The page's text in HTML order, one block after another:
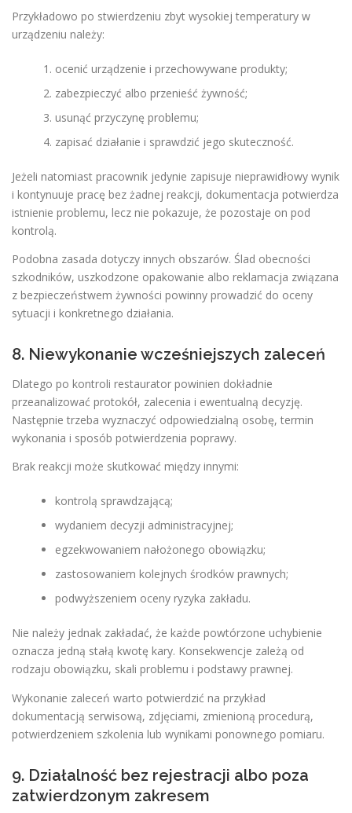
Przykładowo po stwierdzeniu zbyt wysokiej temperatury w
urządzeniu należy:
ocenić urządzenie i przechowywane produkty;
zabezpieczyć albo przenieść żywność;
usunąć przyczynę problemu;
zapisać działanie i sprawdzić jego skuteczność.
Jeżeli natomiast pracownik jedynie zapisuje nieprawidłowy wynik
i kontynuuje pracę bez żadnej reakcji, dokumentacja potwierdza
istnienie problemu, lecz nie pokazuje, że pozostaje on pod
kontrolą.
Podobna zasada dotyczy innych obszarów. Ślad obecności
szkodników, uszkodzone opakowanie albo reklamacja związana
z bezpieczeństwem żywności powinny prowadzić do oceny
sytuacji i konkretnego działania.
8. Niewykonanie wcześniejszych zaleceń
Dlatego po kontroli restaurator powinien dokładnie
przeanalizować protokół, zalecenia i ewentualną decyzję.
Następnie trzeba wyznaczyć odpowiedzialną osobę, termin
wykonania i sposób potwierdzenia poprawy.
Brak reakcji może skutkować między innymi:
kontrolą sprawdzającą;
wydaniem decyzji administracyjnej;
egzekwowaniem nałożonego obowiązku;
zastosowaniem kolejnych środków prawnych;
podwyższeniem oceny ryzyka zakładu.
Nie należy jednak zakładać, że każde powtórzone uchybienie
oznacza jedną stałą kwotę kary. Konsekwencje zależą od
rodzaju obowiązku, skali problemu i podstawy prawnej.
Wykonanie zaleceń warto potwierdzić na przykład
dokumentacją serwisową, zdjęciami, zmienioną procedurą,
potwierdzeniem szkolenia lub wynikami ponownego pomiaru.
9. Działalność bez rejestracji albo poza
zatwierdzonym zakresem